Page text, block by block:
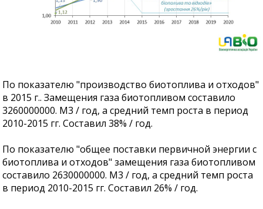
По показателю "производство биотоплива и отходов"
в 2015 г.. Замещения газа биотопливом составило
3260000000. М3 / год, а средний темп роста в период
2010-2015 гг. Составил 38% / год.
По показателю "общее поставки первичной энергии с
биотоплива и отходов" замещения газа биотопливом
составило 2630000000. М3 / год, а средний темп роста
в период 2010-2015 гг. Составил 26% / год.